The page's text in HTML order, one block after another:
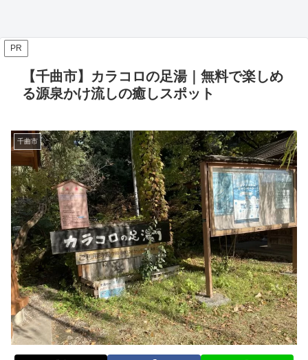
PR
【千曲市】カラコロの足湯｜無料で楽しめ
る源泉かけ流しの癒しスポット
千曲市